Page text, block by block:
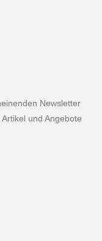
Newsletter
und Angebote